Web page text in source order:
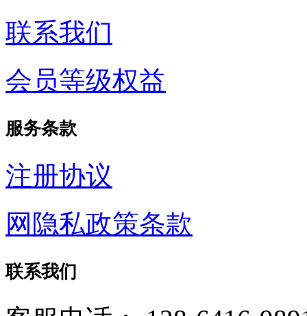
联系我们
会员等级权益
服务条款
注册协议
网隐私政策条款
联系我们